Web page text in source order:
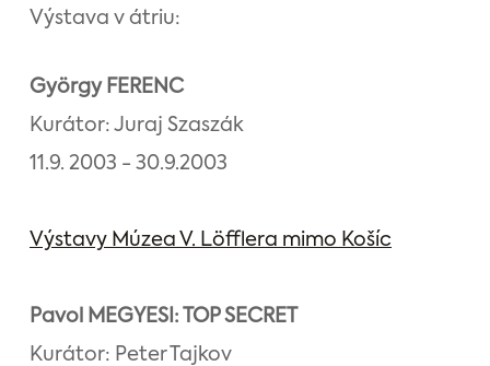
Výstava v átriu:
György FERENC
Kurátor: Juraj Szaszák
11.9. 2003 - 30.9.2003
Výstavy Múzea V. Löfflera mimo Košíc
Pavol MEGYESI: TOP SECRET
Kurátor: Peter Tajkov